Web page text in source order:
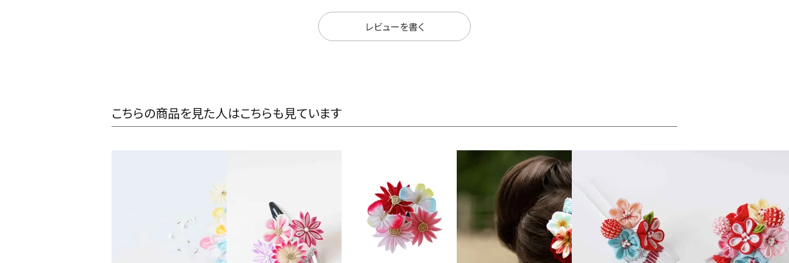
レビューを書く
こちらの商品を見た人はこちらも見ています